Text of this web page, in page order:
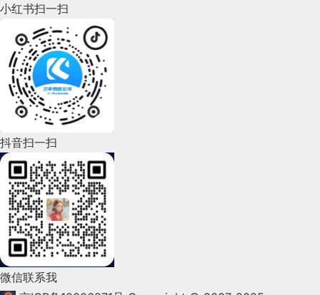
2022年8月(60)
2022年7月(111)
2022年6月(162)
2022年5月(143)
2022年4月(86)
2022年3月(119)
2022年2月(53)
2022年1月(99)
2021年12月(105)
小红书扫一扫
抖音扫一扫
微信联系我